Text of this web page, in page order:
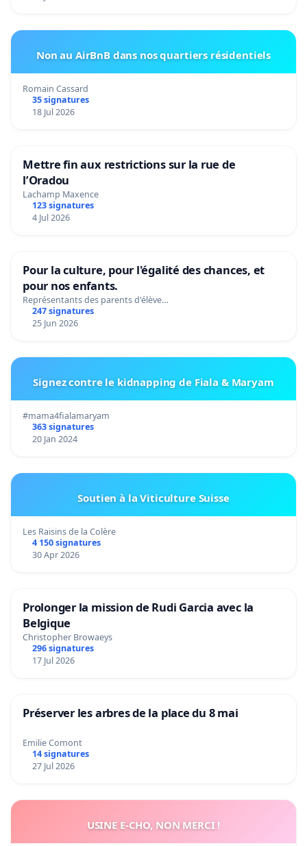
Non au AirBnB dans nos quartiers résidentiels
Romain Cassard
35 signatures
18 Jul 2026
Mettre fin aux restrictions sur la rue de
l’Oradou
Lachamp Maxence
123 signatures
4 Jul 2026
Pour la culture, pour l'égalité des chances, et
pour nos enfants.
Représentants des parents d'élève…
247 signatures
25 Jun 2026
Signez contre le kidnapping de Fiala & Maryam
#mama4fialamaryam
363 signatures
20 Jan 2024
Soutien à la Viticulture Suisse
Les Raisins de la Colère
4 150 signatures
30 Apr 2026
Prolonger la mission de Rudi Garcia avec la
Belgique
Christopher Browaeys
296 signatures
17 Jul 2026
Préserver les arbres de la place du 8 mai
Emilie Comont
14 signatures
27 Jul 2026
USINE E-CHO, NON MERCI !